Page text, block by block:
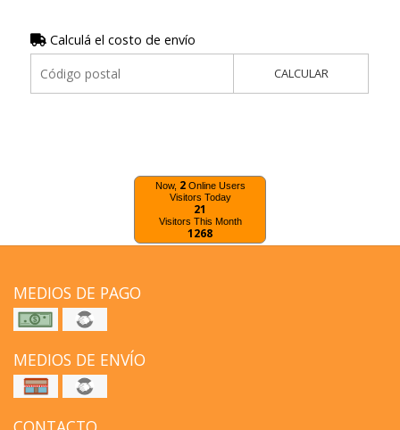
Calculá el costo de envío
CALCULAR
Now, 2Online Users
Visitors Today
21
Visitors This Month
1268
MEDIOS DE PAGO
MEDIOS DE ENVÍO